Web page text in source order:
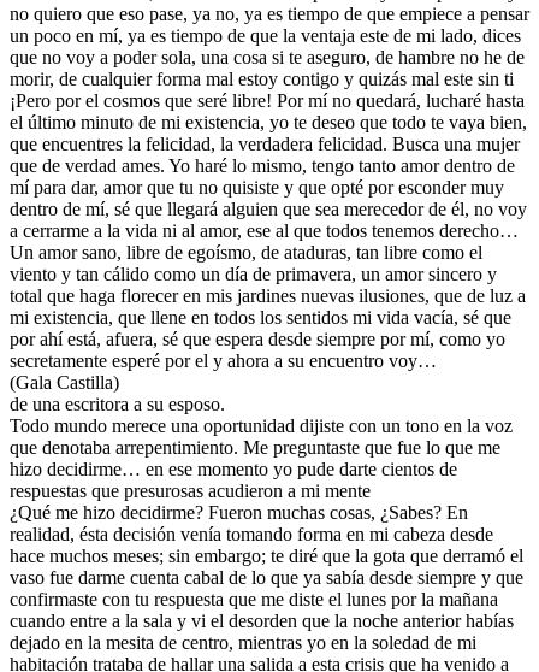
no quiero que eso pase, ya no, ya es tiempo de que empiece a pensar
un poco en mí, ya es tiempo de que la ventaja este de mi lado, dices
que no voy a poder sola, una cosa si te aseguro, de hambre no he de
morir, de cualquier forma mal estoy contigo y quizás mal este sin ti
¡Pero por el cosmos que seré libre! Por mí no quedará, lucharé hasta
el último minuto de mi existencia, yo te deseo que todo te vaya bien,
que encuentres la felicidad, la verdadera felicidad. Busca una mujer
que de verdad ames. Yo haré lo mismo, tengo tanto amor dentro de
mí para dar, amor que tu no quisiste y que opté por esconder muy
dentro de mí, sé que llegará alguien que sea merecedor de él, no voy
a cerrarme a la vida ni al amor, ese al que todos tenemos derecho…
Un amor sano, libre de egoísmo, de ataduras, tan libre como el
viento y tan cálido como un día de primavera, un amor sincero y
total que haga florecer en mis jardines nuevas ilusiones, que de luz a
mi existencia, que llene en todos los sentidos mi vida vacía, sé que
por ahí está, afuera, sé que espera desde siempre por mí, como yo
secretamente esperé por el y ahora a su encuentro voy…
(Gala Castilla)
de una escritora a su esposo.
Todo mundo merece una oportunidad dijiste con un tono en la voz
que denotaba arrepentimiento. Me preguntaste que fue lo que me
hizo decidirme… en ese momento yo pude darte cientos de
respuestas que presurosas acudieron a mi mente
¿Qué me hizo decidirme? Fueron muchas cosas, ¿Sabes? En
realidad, ésta decisión venía tomando forma en mi cabeza desde
hace muchos meses; sin embargo; te diré que la gota que derramó el
vaso fue darme cuenta cabal de lo que ya sabía desde siempre y que
confirmaste con tu respuesta que me diste el lunes por la mañana
cuando entre a la sala y vi el desorden que la noche anterior habías
dejado en la mesita de centro, mientras yo en la soledad de mi
habitación trataba de hallar una salida a esta crisis que ha venido a